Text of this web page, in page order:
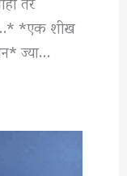
*एक शीख
ज्या…